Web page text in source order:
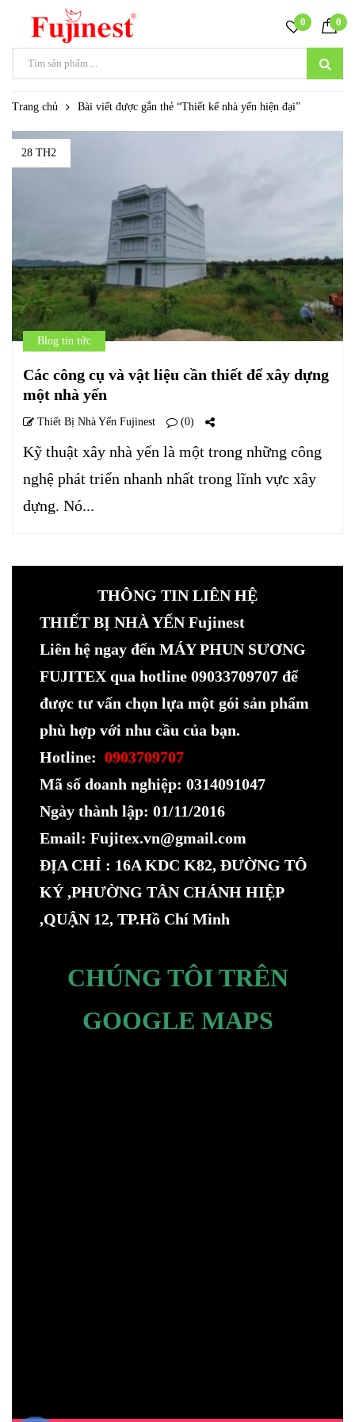
0 0
Trang chủ Bài viết được gắn thẻ “Thiết kế nhà yến hiện đại”
28 TH2
Blog tin tức
Các công cụ và vật liệu cần thiết để xây dựng
một nhà yến
Thiết Bị Nhà Yến Fujinest (0)
Kỹ thuật xây nhà yến là một trong những công
nghệ phát triển nhanh nhất trong lĩnh vực xây
dựng. Nó...
THÔNG TIN LIÊN HỆ
THIẾT BỊ NHÀ YẾN Fujinest
Liên hệ ngay đến MÁY PHUN SƯƠNG
FUJITEX qua hotline 09033709707 để
được tư vấn chọn lựa một gói sản phẩm
phù hợp với nhu cầu của bạn.
Hotline: 0903709707
Mã số doanh nghiệp: 0314091047
Ngày thành lập: 01/11/2016
Email: Fujitex.vn@gmail.com
ĐỊA CHỈ : 16A KDC K82, ĐƯỜNG TÔ
KÝ ,PHƯỜNG TÂN CHÁNH HIỆP
,QUẬN 12, TP.Hồ Chí Minh
CHÚNG TÔI TRÊN
GOOGLE MAPS